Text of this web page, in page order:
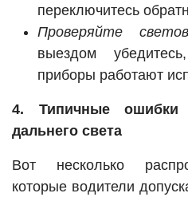
переключитесь
Проверяйте
выездом
приборы работают
4. Типичные ошибки
дальнего света
Вот несколько
которые водители